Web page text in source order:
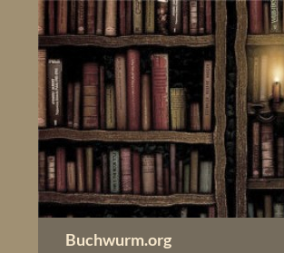
springen
Buchwurm.org